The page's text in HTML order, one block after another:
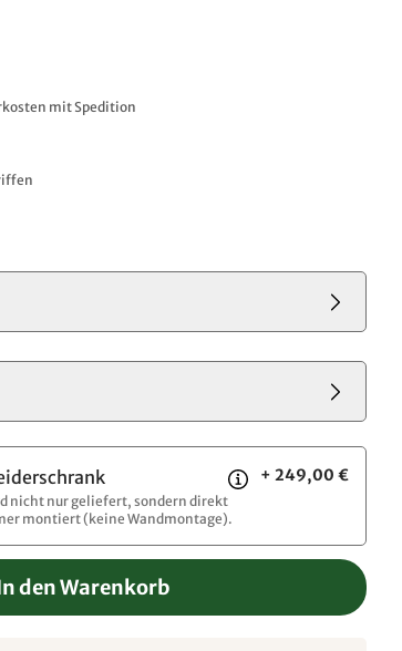
mit Spedition
nicht nur geliefert, sondern direkt
montiert (keine Wandmontage).
+ 249,00 €
den Warenkorb